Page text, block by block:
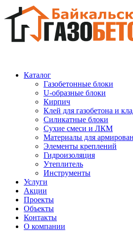
Каталог
Газобетонные блоки
U-образные блоки
Кирпич
Клей для газобетона и
Силикатные блоки
Сухие смеси и ЛКМ
Материалы для
Элементы креплений
Гидроизоляция
Утеплитель
Инструменты
Услуги
Акции
Проекты
Объекты
Контакты
О компании